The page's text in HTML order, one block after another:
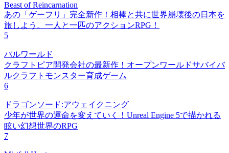
Beast of Reincarnation
あの「ゲーフリ」完全新作！相棒と共に世界崩壊後の日本を
旅しよう。一人と一匹のアクションRPG！
5
パルワールド
クラフトピア開発会社の最新作！オープンワールドサバイバ
ルクラフトモンスター育成ゲーム
6
ドラゴンソード:アウェイクニング
少年が世界の運命を変えていく！Unreal Engine 5で描かれる
眩い幻想世界のRPG
7